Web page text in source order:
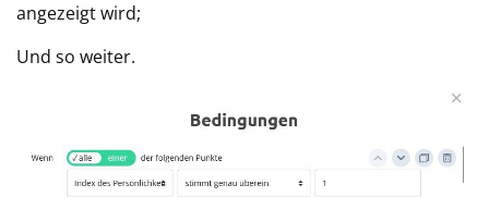
angezeigt wird;
Und so weiter.